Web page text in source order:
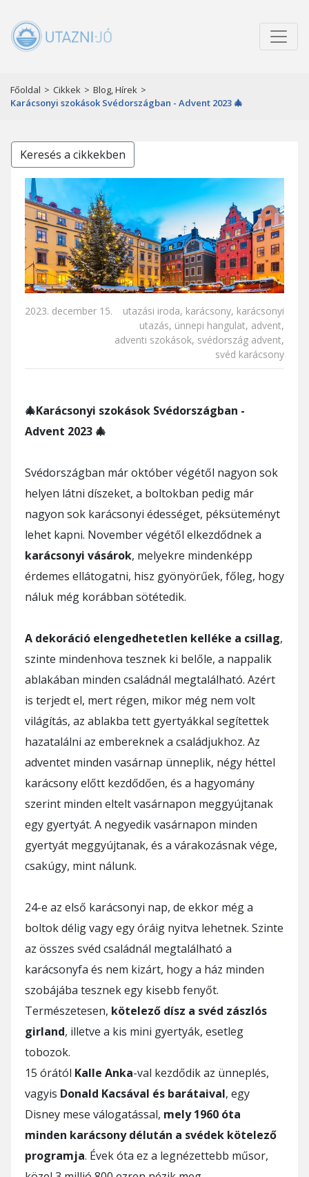
Főoldal > Cikkek > Blog, Hírek >
Karácsonyi szokások Svédországban - Advent 2023 🎄
Keresés a cikkekben
2023. december 15. utazási iroda, karácsony, karácsonyi
utazás, ünnepi hangulat, advent,
adventi szokások, svédország advent,
svéd karácsony
🎄Karácsonyi szokások Svédországban -
Advent 2023 🎄
Svédországban már október végétől nagyon sok
helyen látni díszeket, a boltokban pedig már
nagyon sok karácsonyi édességet, péksüteményt
lehet kapni. November végétől elkezdődnek a
karácsonyi vásárok, melyekre mindenképp
érdemes ellátogatni, hisz gyönyörűek, főleg, hogy
náluk még korábban sötétedik.
A dekoráció elengedhetetlen kelléke a csillag,
szinte mindenhova tesznek ki belőle, a nappalik
ablakában minden családnál megtalálható. Azért
is terjedt el, mert régen, mikor még nem volt
világítás, az ablakba tett gyertyákkal segítettek
hazatalálni az embereknek a családjukhoz. Az
adventet minden vasárnap ünneplik, négy héttel
karácsony előtt kezdődően, és a hagyomány
szerint minden eltelt vasárnapon meggyújtanak
egy gyertyát. A negyedik vasárnapon minden
gyertyát meggyújtanak, és a várakozásnak vége,
csakúgy, mint nálunk.
24-e az első karácsonyi nap, de ekkor még a
boltok délig vagy egy óráig nyitva lehetnek. Szinte
az összes svéd családnál megtalálható a
karácsonyfa és nem kizárt, hogy a ház minden
szobájába tesznek egy kisebb fenyőt.
Természetesen, kötelező dísz a svéd zászlós
girland, illetve a kis mini gyertyák, esetleg
tobozok.
15 órától Kalle Anka-val kezdődik az ünneplés,
vagyis Donald Kacsával és barátaival, egy
Disney mese válogatással, mely 1960 óta
minden karácsony délután a svédek kötelező
programja. Évek óta ez a legnézettebb műsor,